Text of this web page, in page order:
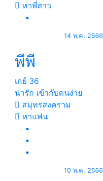
หาพี่สาว
14 พ.ค. 2566
พีพี
เกย์ 36
น่ารัก เข้ากับคนง่าย
สมุทรสงคราม
หาแฟน
10 พ.ค. 2566